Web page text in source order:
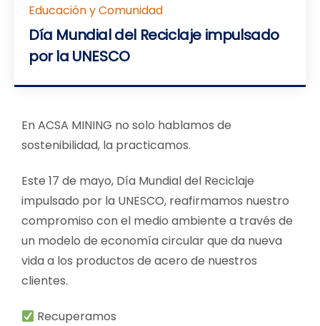
Educación y Comunidad
Día Mundial del Reciclaje impulsado
por la UNESCO
En ACSA MINING no solo hablamos de
sostenibilidad, la practicamos.
Este 17 de mayo, Día Mundial del Reciclaje
impulsado por la UNESCO, reafirmamos nuestro
compromiso con el medio ambiente a través de
un modelo de economía circular que da nueva
vida a los productos de acero de nuestros
clientes.
Recuperamos